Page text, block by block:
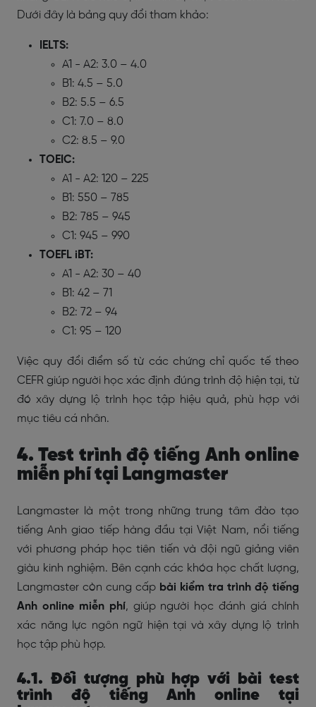
Dưới đây là bảng quy đổi tham khảo:
IELTS:
A1 - A2: 3.0 – 4.0
B1: 4.5 – 5.0
B2: 5.5 – 6.5
C1: 7.0 – 8.0
C2: 8.5 – 9.0
TOEIC:
A1 - A2: 120 – 225
B1: 550 – 785
B2: 785 – 945
C1: 945 – 990
TOEFL iBT:
A1 - A2: 30 – 40
B1: 42 – 71
B2: 72 – 94
C1: 95 – 120
Việc quy đổi điểm số từ các chứng chỉ quốc tế theo
CEFR giúp người học xác định đúng trình độ hiện tại, từ
đó xây dựng lộ trình học tập hiệu quả, phù hợp với
mục tiêu cá nhân.
4. Test trình độ tiếng Anh online
miễn phí tại Langmaster
Langmaster là một trong những trung tâm đào tạo
tiếng Anh giao tiếp hàng đầu tại Việt Nam, nổi tiếng
với phương pháp học tiên tiến và đội ngũ giảng viên
giàu kinh nghiệm. Bên cạnh các khóa học chất lượng,
Langmaster còn cung cấp bài kiểm tra trình độ tiếng
Anh online miễn phí, giúp người học đánh giá chính
xác năng lực ngôn ngữ hiện tại và xây dựng lộ trình
học tập phù hợp.
4.1. Đối tượng phù hợp với bài test
trình độ tiếng Anh online tại